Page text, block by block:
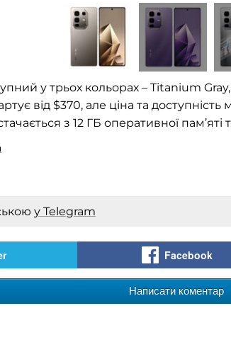
у трьох кольорах – Titanium
від $370, але ціна та
з 12 ГБ оперативної пам’яті
у Telegram
Facebook
Написати коментар